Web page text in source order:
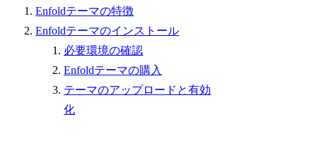
Enfoldテーマの特徴
Enfoldテーマのインストール
必要環境の確認
Enfoldテーマの購入
テーマのアップロードと有効
化